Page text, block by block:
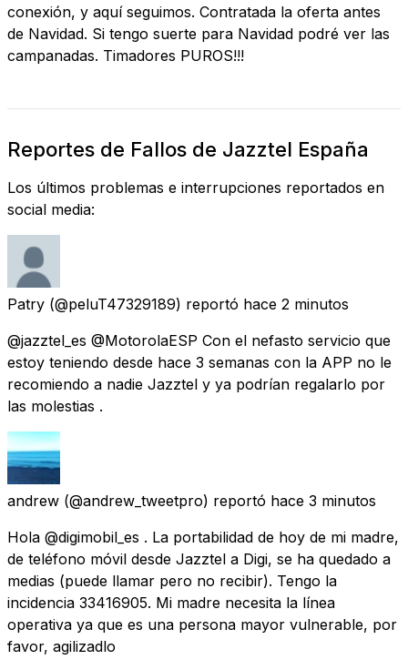
conexión, y aquí seguimos. Contratada la oferta antes
de Navidad. Si tengo suerte para Navidad podré ver las
campanadas. Timadores PUROS!!!
Reportes de Fallos de Jazztel España
Los últimos problemas e interrupciones reportados en
social media:
Patry (@peluT47329189) reportó hace 2 minutos
@jazztel_es @MotorolaESP Con el nefasto servicio que
estoy teniendo desde hace 3 semanas con la APP no le
recomiendo a nadie Jazztel y ya podrían regalarlo por
las molestias .
andrew (@andrew_tweetpro) reportó hace 3 minutos
Hola @digimobil_es . La portabilidad de hoy de mi madre,
de teléfono móvil desde Jazztel a Digi, se ha quedado a
medias (puede llamar pero no recibir). Tengo la
incidencia 33416905. Mi madre necesita la línea
operativa ya que es una persona mayor vulnerable, por
favor, agilizadlo